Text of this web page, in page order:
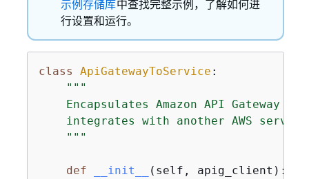
示例存储库中查找完整示例，了解如何进
行设置和运行。
class ApiGatewayToService :
"""
Encapsulates Amazon API Gateway
integrates with another AWS
    """
def __init__ ( self, apig_client ):